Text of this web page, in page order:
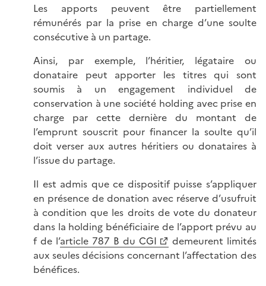
Les apports peuvent être partiellement
rémunérés par la prise en charge d’une soulte
consécutive à un partage.
Ainsi, par exemple, l’héritier, légataire ou
donataire peut apporter les titres qui sont
soumis à un engagement individuel de
conservation à une société holding avec prise en
charge par cette dernière du montant de
l’emprunt souscrit pour financer la soulte qu’il
doit verser aux autres héritiers ou donataires à
l’issue du partage.
Il est admis que ce dispositif puisse s’appliquer
en présence de donation avec réserve d’usufruit
à condition que les droits de vote du donateur
dans la holding bénéficiaire de l’apport prévu au
f de l’article 787 B du CGI
demeurent limités
aux seules décisions concernant l’affectation des
bénéfices.